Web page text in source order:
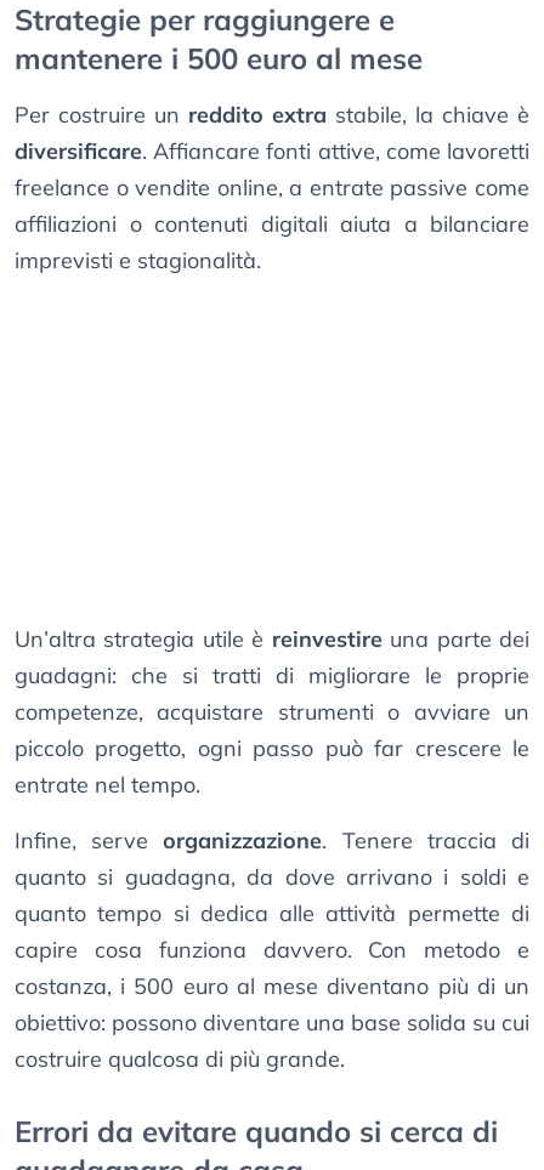
Strategie per raggiungere e
mantenere i 500 euro al mese
Per costruire un reddito extra stabile, la chiave è
diversificare. Affiancare fonti attive, come lavoretti
freelance o vendite online, a entrate passive come
affiliazioni o contenuti digitali aiuta a bilanciare
imprevisti e stagionalità.
Un’altra strategia utile è reinvestire una parte dei
guadagni: che si tratti di migliorare le proprie
competenze, acquistare strumenti o avviare un
piccolo progetto, ogni passo può far crescere le
entrate nel tempo.
Infine, serveorganizzazione. Tenere traccia di
quanto si guadagna, da dove arrivano i soldi e
quanto tempo si dedica alle attività permette di
capire cosa funziona davvero. Con metodo e
costanza, i 500 euro al mese diventano più di un
obiettivo: possono diventare una base solida su cui
costruire qualcosa di più grande.
Errori da evitare quando si cerca di